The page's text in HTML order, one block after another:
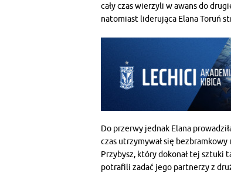
cały czas wierzyli w awans do
natomiast liderująca Elana Toruń
Do przerwy jednak Elana
czas utrzymywał się
Przybysz, który dokonał tej sztuki
potrafili zadać jego partnerzy z